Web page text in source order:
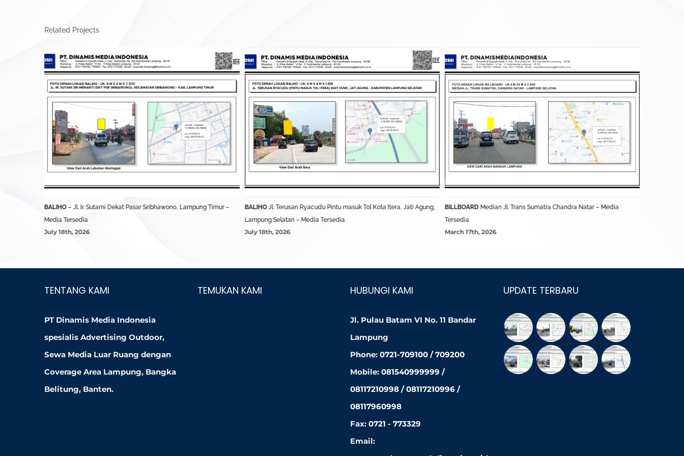
Related Projects
BALIHO– Jl. Ir. Sutami Dekat Pasar Sribhawono, Lampung Timur –
Media Tersedia
July 18th, 2026
BALIHOJl. Terusan Ryacudu Pintu masuk Tol Kota Itera, Jati Agung,
Lampung Selatan – Media Tersedia
July 18th, 2026
BILLBOARDMedian Jl. Trans Sumatra Chandra Natar – Media
Tersedia
March 17th, 2026
TENTANG KAMI
PT Dinamis Media Indonesia
spesialis Advertising Outdoor,
Sewa Media Luar Ruang dengan
Coverage Area Lampung, Bangka
Belitung, Banten.
TEMUKAN KAMI HUBUNGI KAMI
Jl. Pulau Batam VI No. 11 Bandar
Lampung
Phone: 0721-709100 / 709200
Mobile: 081540999999 /
08117210998 / 08117210996 /
08117960998
Fax: 0721 - 773329
Email:
UPDATE TERBARU